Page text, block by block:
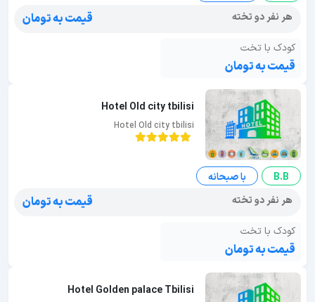
هر نفر دو تخته
قیمت به تومان
کودک با تخت
قیمت به تومان
Hotel Old city tbilisi
Hotel Old city tbilisi
B.B
با صبحانه
هر نفر دو تخته
قیمت به تومان
کودک با تخت
قیمت به تومان
Hotel Golden palace Tbilisi